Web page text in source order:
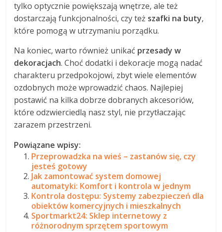
tylko optycznie powiększają wnętrze, ale też
dostarczają funkcjonalności, czy też szafki na buty,
które pomogą w utrzymaniu porządku.
Na koniec, warto również unikać przesady w
dekoracjach. Choć dodatki i dekoracje mogą nadać
charakteru przedpokojowi, zbyt wiele elementów
ozdobnych może wprowadzić chaos. Najlepiej
postawić na kilka dobrze dobranych akcesoriów,
które odzwierciedlą nasz styl, nie przytłaczając
zarazem przestrzeni.
Powiązane wpisy:
Przeprowadzka na wieś – zastanów się, czy
jesteś gotowy
Jak zamontować system domowej
automatyki: Komfort i kontrola w jednym
Kontrola dostępu: Systemy zabezpieczeń dla
obiektów komercyjnych i mieszkalnych
Sportmarkt24: Sklep internetowy z
różnorodnym sprzętem sportowym